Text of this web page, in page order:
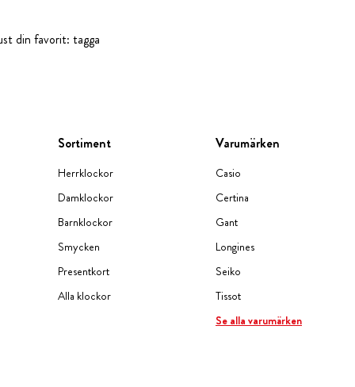
din favorit: tagga
Sortiment
Herrklockor
Damklockor
Barnklockor
Smycken
Presentkort
Alla klockor
Varumärken
Casio
Certina
Gant
Longines
Seiko
Tissot
Se alla varumärken